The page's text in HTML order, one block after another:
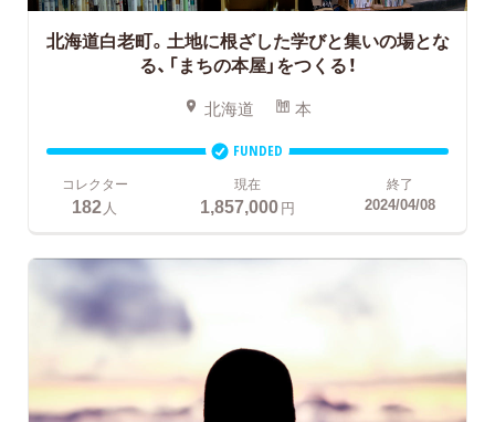
北海道白老町。土地に根ざした学びと集いの場とな
る、「まちの本屋」をつくる！
北海道 本
FUNDED
コレクター
182 人
現在
1,857,000円
終了
2024/04/08